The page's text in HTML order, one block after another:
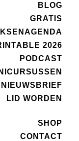
BLOG
GRATIS
2026
PODCAST
NIEUWSBRIEF
LID WORDEN
SHOP
CONTACT